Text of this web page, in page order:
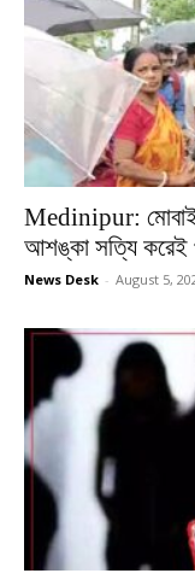
Medinipur:
আশঙ্কা সত্যি করেই
News Desk - August 5,